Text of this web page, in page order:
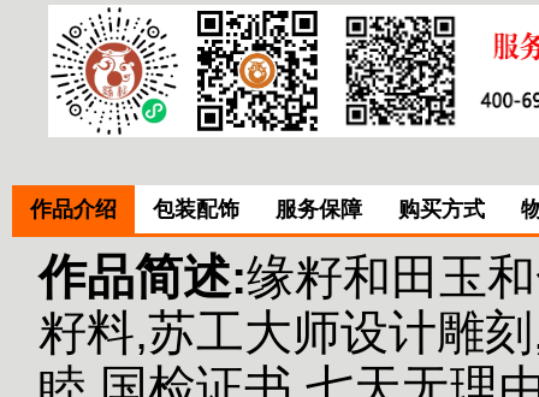
作品介绍 包装配饰 服务保障 购买方式
作品简述:缘籽和田玉
籽料,苏工大师设计雕